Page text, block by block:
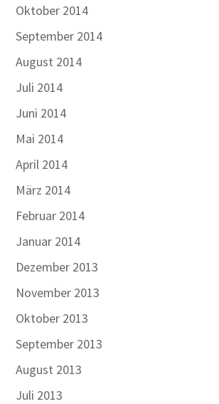
Oktober 2014
September 2014
August 2014
Juli 2014
Juni 2014
Mai 2014
April 2014
März 2014
Februar 2014
Januar 2014
Dezember 2013
November 2013
Oktober 2013
September 2013
August 2013
Juli 2013